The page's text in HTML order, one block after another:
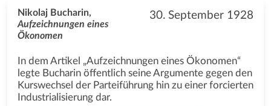
30. September 1928
Nikolaj Bucharin,
Aufzeichnungen eines
Ökonomen
In dem Artikel „Aufzeichnungen eines Ökonomen“
legte Bucharin öffentlich seine Argumente gegen den
Kurswechsel der Parteiführung hin zu einer forcierten
Industrialisierung dar.